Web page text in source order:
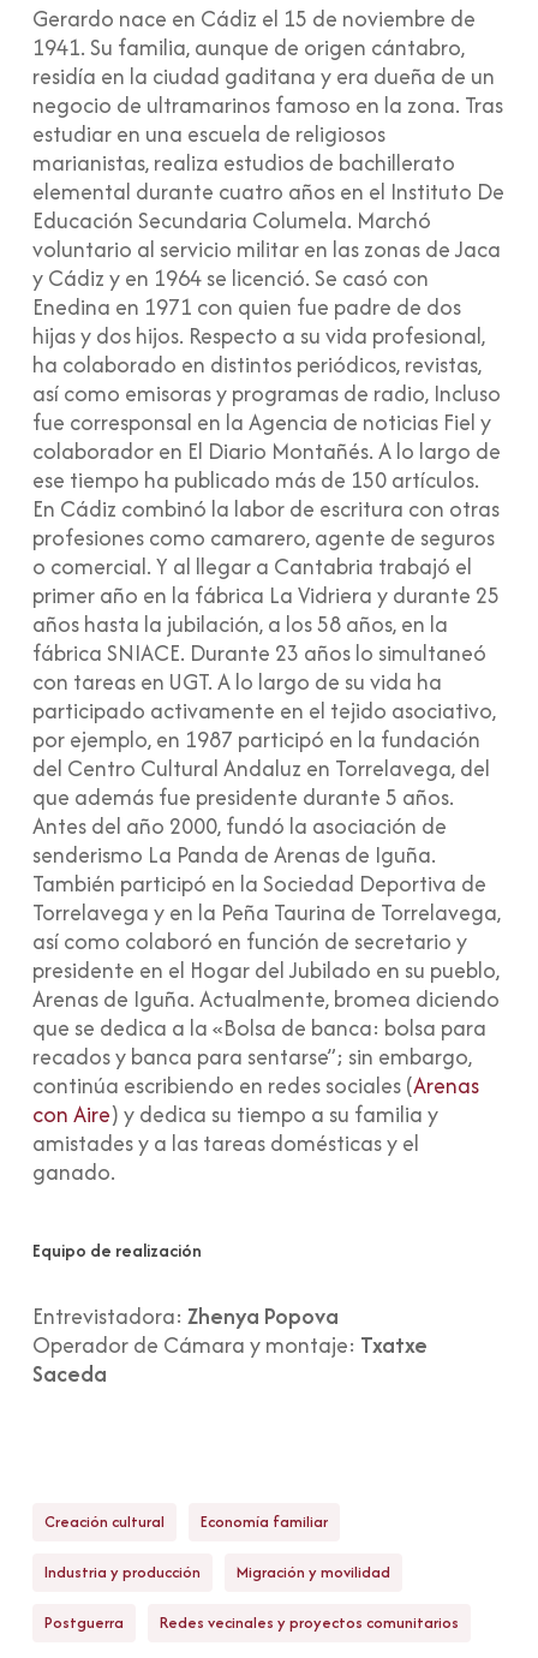
Gerardo nace en Cádiz el 15 de noviembre de
1941. Su familia, aunque de origen cántabro,
residía en la ciudad gaditana y era dueña de un
negocio de ultramarinos famoso en la zona. Tras
estudiar en una escuela de religiosos
marianistas, realiza estudios de bachillerato
elemental durante cuatro años en el Instituto De
Educación Secundaria Columela. Marchó
voluntario al servicio militar en las zonas de Jaca
y Cádiz y en 1964 se licenció. Se casó con
Enedina en 1971 con quien fue padre de dos
hijas y dos hijos. Respecto a su vida profesional,
ha colaborado en distintos periódicos, revistas,
así como emisoras y programas de radio, Incluso
fue corresponsal en la Agencia de noticias Fiel y
colaborador en El Diario Montañés. A lo largo de
ese tiempo ha publicado más de 150 artículos.
En Cádiz combinó la labor de escritura con otras
profesiones como camarero, agente de seguros
o comercial. Y al llegar a Cantabria trabajó el
primer año en la fábrica La Vidriera y durante 25
años hasta la jubilación, a los 58 años, en la
fábrica SNIACE. Durante 23 años lo simultaneó
con tareas en UGT. A lo largo de su vida ha
participado activamente en el tejido asociativo,
por ejemplo, en 1987 participó en la fundación
del Centro Cultural Andaluz en Torrelavega, del
que además fue presidente durante 5 años.
Antes del año 2000, fundó la asociación de
senderismo La Panda de Arenas de Iguña.
También participó en la Sociedad Deportiva de
Torrelavega y en la Peña Taurina de Torrelavega,
así como colaboró en función de secretario y
presidente en el Hogar del Jubilado en su pueblo,
Arenas de Iguña. Actualmente, bromea diciendo
que se dedica a la «Bolsa de banca: bolsa para
recados y banca para sentarse”; sin embargo,
continúa escribiendo en redes sociales (Arenas
con Aire) y dedica su tiempo a su familia y
amistades y a las tareas domésticas y el
ganado.
Equipo de realización
Entrevistadora: Zhenya Popova
Operador de Cámara y montaje: Txatxe
Saceda
Creación cultural Economía familiar
Industria y producción Migración y movilidad
Postguerra Redes vecinales y proyectos comunitarios